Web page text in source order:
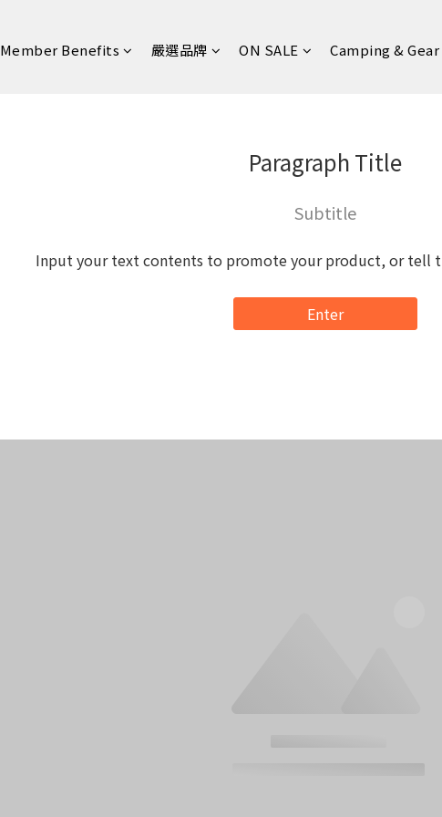
Member Benefits 嚴選品牌 ON SALE Camping &
Paragraph Title
Subtitle
Input your text contents to promote your product, or tell
Enter